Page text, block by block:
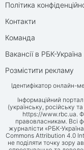
Політика
Контакти
Команда
Вакансії в РБК-Україна
Розмістити рекламу
Ідентифікатор онлайн-
Інформаційний
(українську, російську
https://www.rbc.ua.
правовласникам. Всі
журналісти «РБК-
Commons Attribution 4.0
не поділяти точку зору